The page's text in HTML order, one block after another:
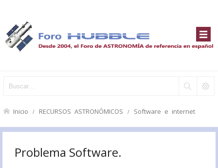
Inicio RECURSOS ASTRONÓMICOS Software e internet
Problema Software.